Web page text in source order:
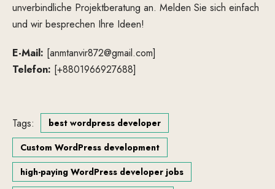
unverbindliche Projektberatung an. Melden Sie sich einfach
und wir besprechen Ihre Ideen!
E-Mail: [anmtanvir872@gmail.com]
Telefon: [+8801966927688]
Tags:
best wordpress developer
Custom WordPress development
high-paying WordPress developer jobs